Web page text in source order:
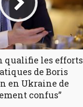
qualifie les efforts
de Boris
en Ukraine de
confus”